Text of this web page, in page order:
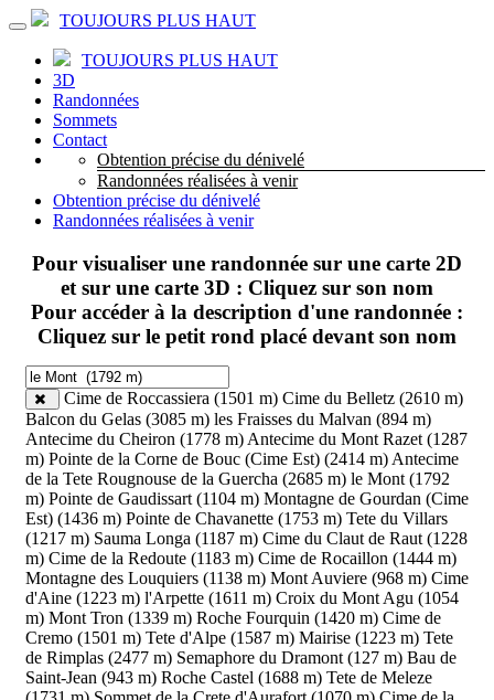
TOUJOURS PLUS HAUT
TOUJOURS PLUS HAUT
3D
Randonnées
Sommets
Contact
Obtention précise du dénivelé
Randonnées réalisées à venir
Obtention précise du dénivelé
Randonnées réalisées à venir
Pour visualiser une randonnée sur une carte 2D
et sur une carte 3D : Cliquez sur son nom
Pour accéder à la description d'une randonnée :
Cliquez sur le petit rond placé devant son nom
Cime de Roccassiera (1501 m) Cime du Belletz (2610 m)
Balcon du Gelas (3085 m) les Fraisses du Malvan (894 m)
Antecime du Cheiron (1778 m) Antecime du Mont Razet (1287
m) Pointe de la Corne de Bouc (Cime Est) (2414 m) Antecime
de la Tete Rougnouse de la Guercha (2685 m) le Mont (1792
m) Pointe de Gaudissart (1104 m) Montagne de Gourdan (Cime
Est) (1436 m) Pointe de Chavanette (1753 m) Tete du Villars
(1217 m) Sauma Longa (1187 m) Cime du Claut de Raut (1228
m) Cime de la Redoute (1183 m) Cime de Rocaillon (1444 m)
Montagne des Louquiers (1138 m) Mont Auviere (968 m) Cime
d'Aine (1223 m) l'Arpette (1611 m) Croix du Mont Agu (1054
m) Mont Tron (1339 m) Roche Fourquin (1420 m) Cime de
Cremo (1501 m) Tete d'Alpe (1587 m) Mairise (1223 m) Tete
de Rimplas (2477 m) Semaphore du Dramont (127 m) Bau de
Saint-Jean (943 m) Roche Castel (1688 m) Tete de Meleze